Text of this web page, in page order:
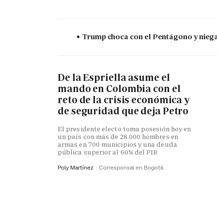
Trump choca con el Pentágono y
De la Espriella asume el
mando en Colombia con el
reto de la crisis económica y
de seguridad que deja Petro
El presidente electo toma posesión hoy en
un país con más de 28.000 hombres en
armas en 700 municipios y una deuda
pública superior al 60% del PIB
Poly Martínez Corresponsal en Bogotá